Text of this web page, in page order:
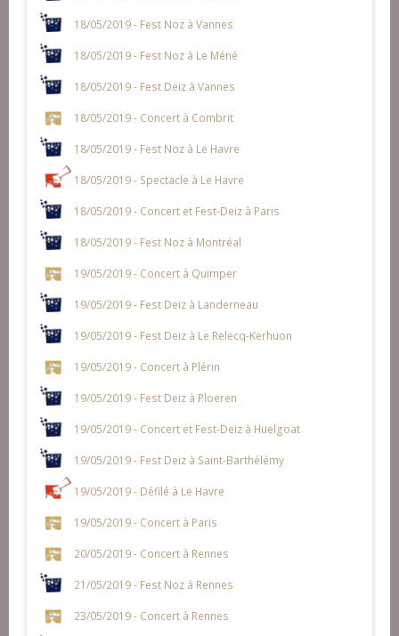
18/05/2019 - Fest Noz à Vannes
18/05/2019 - Fest Noz à Le Méné
18/05/2019 - Fest Deiz à Vannes
18/05/2019 - Concert à Combrit
18/05/2019 - Fest Noz à Le Havre
18/05/2019 - Spectacle à Le Havre
18/05/2019 - Concert et Fest-Deiz à Paris
18/05/2019 - Fest Noz à Montréal
19/05/2019 - Concert à Quimper
19/05/2019 - Fest Deiz à Landerneau
19/05/2019 - Fest Deiz à Le Relecq-Kerhuon
19/05/2019 - Concert à Plérin
19/05/2019 - Fest Deiz à Ploeren
19/05/2019 - Concert et Fest-Deiz à Huelgoat
19/05/2019 - Fest Deiz à Saint-Barthélémy
19/05/2019 - Défilé à Le Havre
19/05/2019 - Concert à Paris
20/05/2019 - Concert à Rennes
21/05/2019 - Fest Noz à Rennes
23/05/2019 - Concert à Rennes